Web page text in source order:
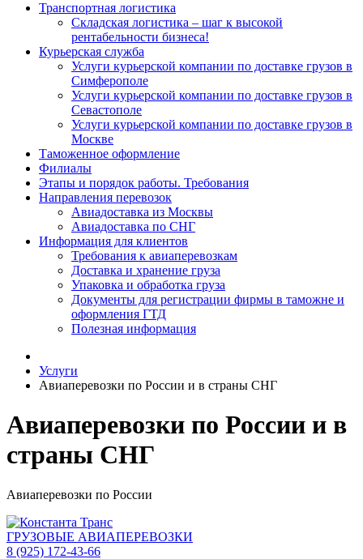
Транспортная логистика
Складская логистика – шаг к высокой
рентабельности бизнеса!
Курьерская служба
Услуги курьерской компании по доставке грузов в
Симферополе
Услуги курьерской компании по доставке грузов в
Севастополе
Услуги курьерской компании по доставке грузов в
Москве
Таможенное оформление
Филиалы
Этапы и порядок работы. Требования
Направления перевозок
Авиадоставка из Москвы
Авиадоставка по СНГ
Информация для клиентов
Требования к авиаперевозкам
Доставка и хранение груза
Упаковка и обработка груза
Документы для регистрации фирмы в таможне и
оформления ГТД
Полезная информация
Услуги
Авиаперевозки по России и в страны СНГ
Авиаперевозки по России и в
страны СНГ
Авиаперевозки по России
ГРУЗОВЫЕ АВИАПЕРЕВОЗКИ
8 (925) 172-43-66